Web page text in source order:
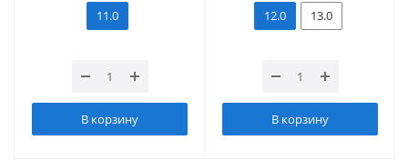
11.0
В корзину
12.0 13.0
В корзину